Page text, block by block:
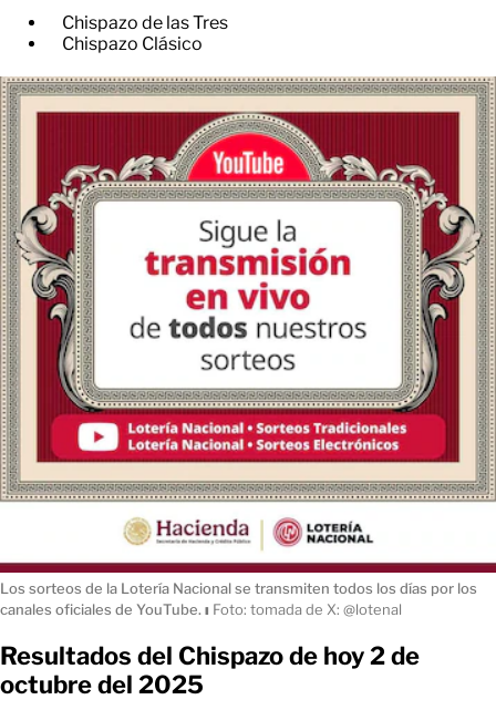
Chispazo de las Tres
Chispazo Clásico
Los sorteos de la Lotería Nacional se transmiten todos los días por los
canales oficiales de YouTube. ı Foto: tomada de X: @lotenal
Resultados del Chispazo de hoy 2 de
octubre del 2025